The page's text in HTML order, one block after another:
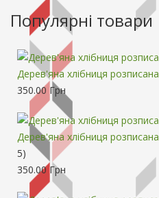
Популярні товари
Дерев'яна хлібниця розписана
350.00 Грн
Дерев'яна хлібниця розписана
5)
350.00 Грн